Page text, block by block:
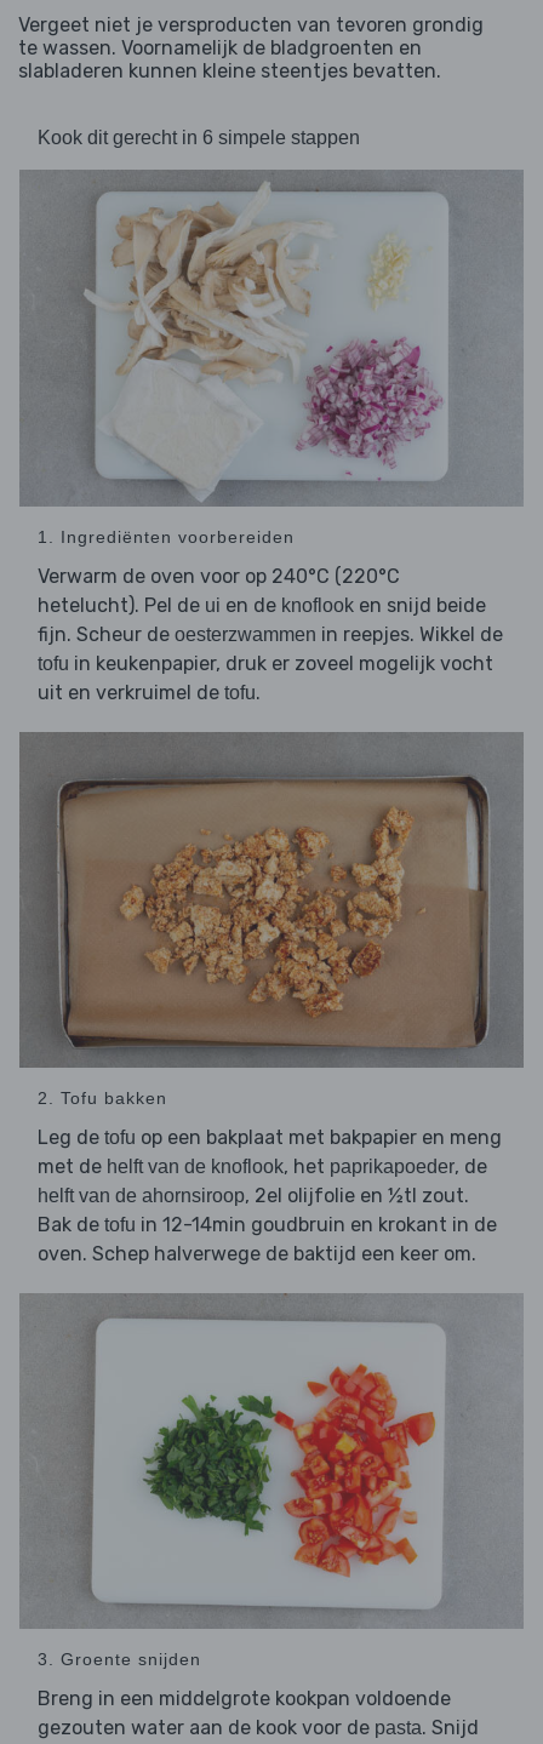
Vergeet niet je versproducten van tevoren grondig
te wassen. Voornamelijk de bladgroenten en
slabladeren kunnen kleine steentjes bevatten.
Kook dit gerecht in 6 simpele stappen
1. Ingrediënten voorbereiden
Verwarm de oven voor op 240°C (220°C
hetelucht). Pel de ui en de knoflook en snijd beide
fijn. Scheur de oesterzwammen in reepjes. Wikkel de
tofu in keukenpapier, druk er zoveel mogelijk vocht
uit en verkruimel de tofu.
2. Tofu bakken
Leg de tofu op een bakplaat met bakpapier en meng
met de helft van de knoflook, het paprikapoeder, de
helft van de ahornsiroop, 2el olijfolie en ½tl zout.
Bak de tofu in 12-14min goudbruin en krokant in de
oven. Schep halverwege de baktijd een keer om.
3. Groente snijden
Breng in een middelgrote kookpan voldoende
gezouten water aan de kook voor de pasta. Snijd